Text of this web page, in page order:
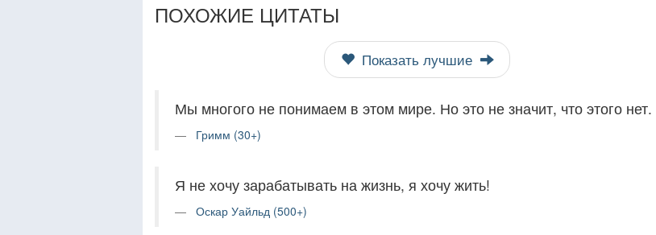
ПОХОЖИЕ ЦИТАТЫ
Показать лучшие
Мы многого не понимаем в этом мире. Но это не значит, что этого нет.
Гримм (30+)
Я не хочу зарабатывать на жизнь, я хочу жить!
Оскар Уайльд (500+)